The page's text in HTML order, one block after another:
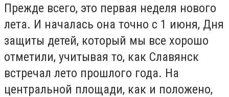
Прежде всего, это первая неделя нового
лета. И началась она точно с 1 июня, Дня
защиты детей, который мы все хорошо
отметили, учитывая то, как Славянск
встречал лето прошлого года. На
центральной площади, как и положено,